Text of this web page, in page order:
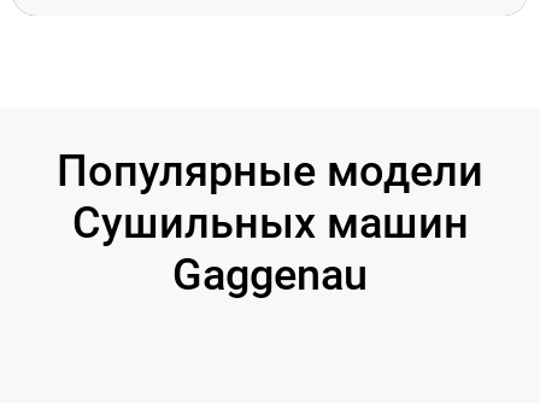
Популярные модели
Сушильных машин
Gaggenau